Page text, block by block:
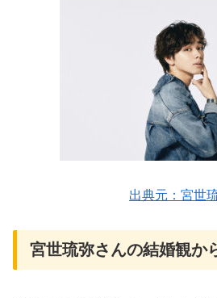
出典元： 宮世
宮世琉弥さんの結婚観か